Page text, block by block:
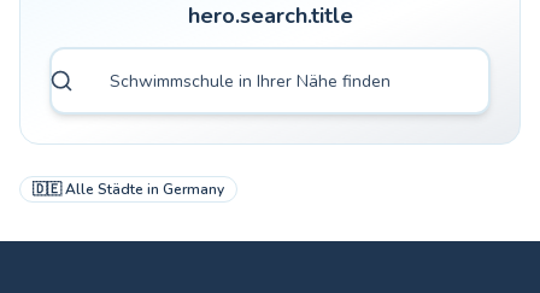
hero.search.title
🇩🇪Alle Städte in Germany